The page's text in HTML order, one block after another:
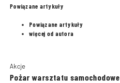
Powiązane artykuły
Powiązane artykuły
więcej od autora
Akcje
Pożar warsztatu